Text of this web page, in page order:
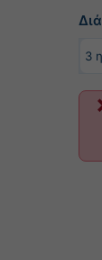
3